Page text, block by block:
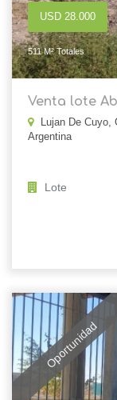
USD 28.000
511 M² Totales
Venta lote
Lujan De Cuyo,
Argentina
Lote
Oportunidad